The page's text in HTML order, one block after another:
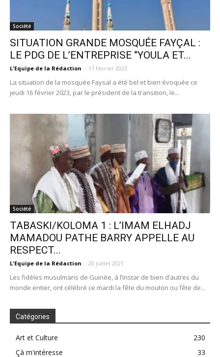
Société
SITUATION GRANDE MOSQUÉE FAYÇAL :
LE PDG DE L’ENTREPRISE ‘’YOULA ET...
L'Equipe de la Rédaction - 17 février 2023
La situation de la mosquée Faysal a été bel et bien évoquée ce
jeudi 16 février 2023, par le président de la transition, le...
Société
TABASKI/KOLOMA 1 : L’IMAM ELHADJ
MAMADOU PATHE BARRY APPELLE AU
RESPECT...
L'Equipe de la Rédaction - 20 juillet 2021
Les fidèles musulmans de Guinée, à l’instar de bien d’autres du
monde entier, ont célébré ce mardi la fête du mouton ou fête de...
Catégories
Art et Culture
230
Çà m'intéresse
33